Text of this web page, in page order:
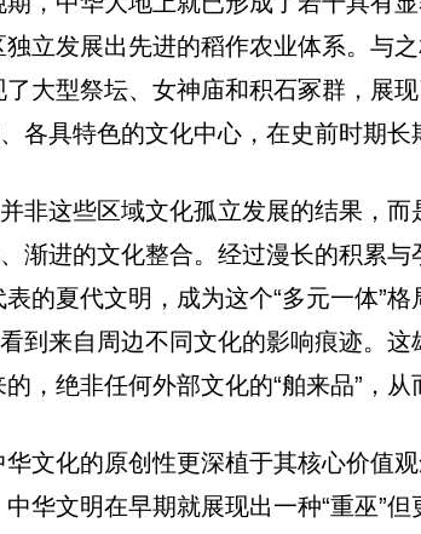
立发展出先进的稻作农业体系。与
大型祭坛、女神庙和积石冢群，展
各具特色的文化中心，在史前时期
非这些区域文化孤立发展的结果，
渐进的文化整合。经过漫长的积累
夏代文明，成为这个“多元一体”
到来自周边不同文化的影响痕迹。
，绝非任何外部文化的“舶来品”，从
文化的原创性更深植于其核心价值
华文明在早期就展现出一种“重巫”